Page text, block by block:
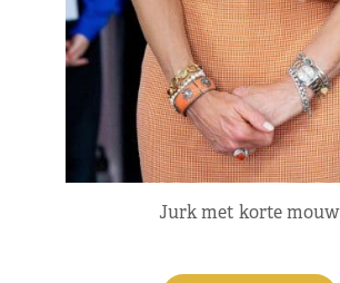
Jurk met korte mouw